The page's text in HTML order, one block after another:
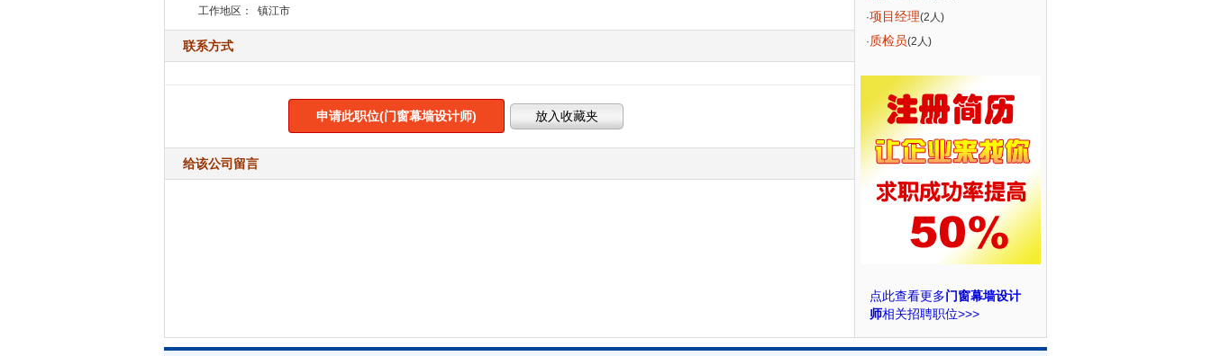
工作地区：
镇江市
联系方式
申请此职位(门窗幕墙设计师)
给该公司留言
·项目经理(2人)
· 质检员(2人)
点此查看更多门窗幕墙设计
师相关招聘职位>>>